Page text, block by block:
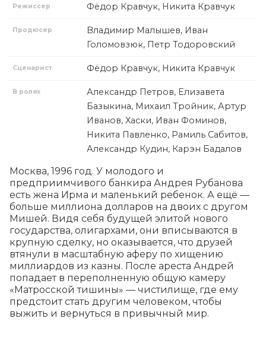
Режиссер Фёдор Кравчук, Никита Кравчук
Продюсер
Владимир Малышев, Иван
Голомовзюк, Петр Тодоровский
Сценарист Фёдор Кравчук, Никита Кравчук
В ролях
Александр Петров, Елизавета
Базыкина, Михаил Тройник, Артур
Иванов, Хаски, Иван Фоминов,
Никита Павленко, Рамиль Сабитов,
Александр Кудин, Карэн Бадалов
Москва, 1996 год. У молодого и
предприимчивого банкира Андрея Рубанова
есть жена Ирма и маленький ребенок. А ещё —
больше миллиона долларов на двоих с другом
Мишей. Видя себя будущей элитой нового
государства, олигархами, они вписываются в
крупную сделку, но оказывается, что друзей
втянули в масштабную аферу по хищению
миллиардов из казны. После ареста Андрей
попадает в переполненную общую камеру
«Матросской тишины» — чистилище, где ему
предстоит стать другим человеком, чтобы
выжить и вернуться в привычный мир.